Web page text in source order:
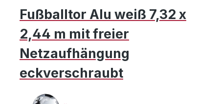
Fußballtor Alu weiß 7,32 x
2,44 m mit freier
Netzaufhängung
eckverschraubt